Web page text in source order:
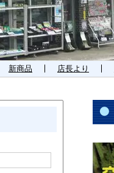
新商品 店長より